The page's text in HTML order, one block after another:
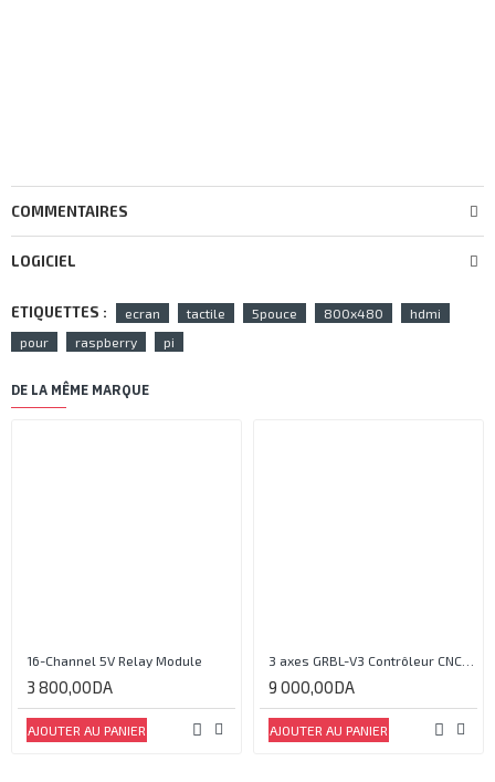
COMMENTAIRES
LOGICIEL
ETIQUETTES : ecran tactile 5pouce 800x480
hdmi
pour
raspberry pi
DE LA MÊME MARQUE
16-Channel 5V Relay Module
3 800,00DA
AJOUTER AU PANIER
3 axes GRBL-V3 Contrôleur CNC / laser 2 en 1
9 000,00DA
AJOUTER AU PANIER